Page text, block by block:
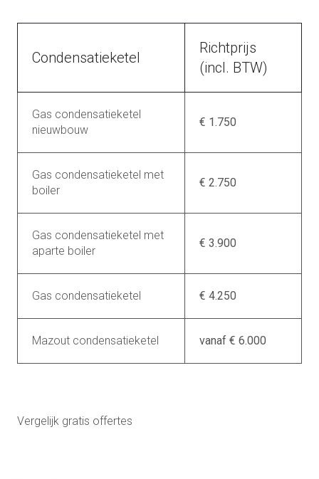
Condensatieketel
Richtprijs
(incl. BTW)
Gas condensatieketel
nieuwbouw
€ 1.750
Gas condensatieketel met
boiler
€ 2.750
Gas condensatieketel met
aparte boiler
€ 3.900
Gas condensatieketel € 4.250
Mazout condensatieketel vanaf € 6.000
Vergelijk gratis offertes